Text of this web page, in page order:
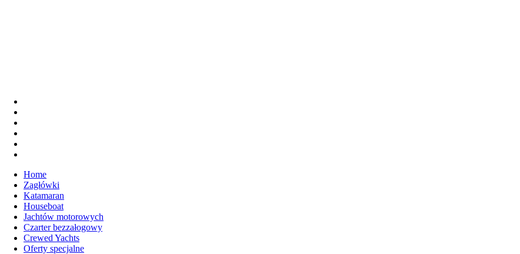
Home
Zagłówki
Katamaran
Houseboat
Jachtów motorowych
Czarter bezzałogowy
Crewed Yachts
Oferty specjalne